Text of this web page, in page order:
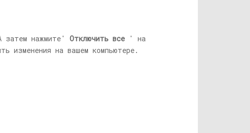
затем нажмите' Отключить все ' на
изменения на вашем компьютере.